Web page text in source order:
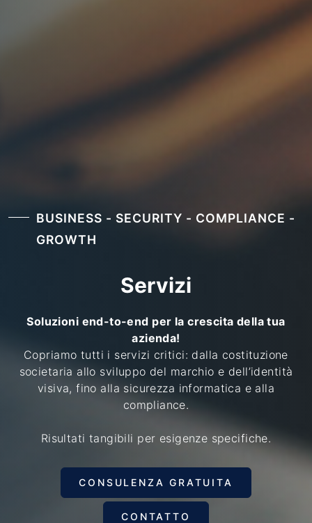
BUSINESS - SECURITY - COMPLIANCE -
GROWTH
Servizi
Soluzioni end-to-end per la crescita della tua
azienda!
Copriamo tutti i servizi critici: dalla costituzione
societaria allo sviluppo del marchio e dell’identità
visiva, fino alla sicurezza informatica e alla
compliance.
Risultati tangibili per esigenze specifiche.
CONSULENZA GRATUITA
CONTATTO